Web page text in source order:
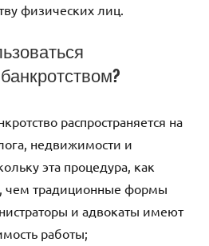
физических лиц.
распространяется на
недвижимости и
эта процедура, как
чем традиционные формы
и адвокаты имеют
работы;